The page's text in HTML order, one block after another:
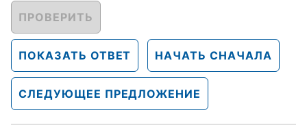
ПРОВЕРИТЬ
ПОКАЗАТЬ ОТВЕТ НАЧАТЬ СНАЧАЛА
СЛЕДУЮЩЕЕ ПРЕДЛОЖЕНИЕ